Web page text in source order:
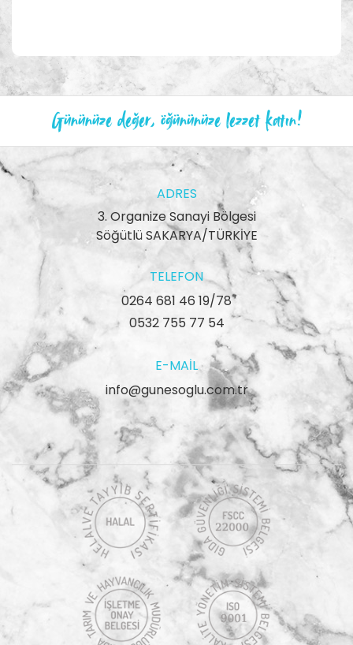
Gününüze değer, öğününüze lezzet katın!
ADRES
3. Organize Sanayi Bölgesi
Söğütlü SAKARYA/TÜRKİYE
TELEFON
0264 681 46 19/78
0532 755 77 54
E-MAIL
info@gunesoglu.com.tr